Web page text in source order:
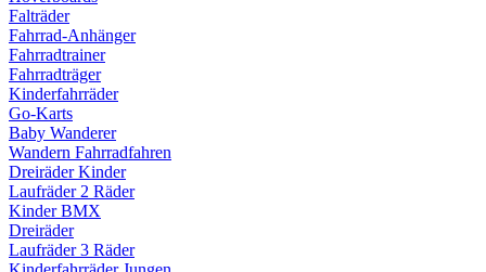
Falträder
Fahrrad-Anhänger
Fahrradtrainer
Fahrradträger
Kinderfahrräder
Go-Karts
Baby Wanderer
Wandern Fahrradfahren
Dreiräder Kinder
Laufräder 2 Räder
Kinder BMX
Dreiräder
Laufräder 3 Räder